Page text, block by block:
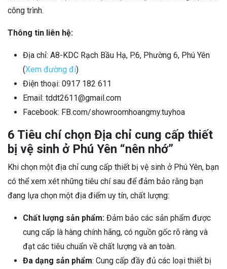
công trình.
Thông tin liên hệ:
Địa chỉ: A8-KDC Rạch Bầu Hạ, P.6, Phường 6, Phú Yên
(Xem đường đi)
Điện thoại: 0917 182 611
Email: tddt2611@gmail.com
Facebook: FB.com/showroomhoangmy.tuyhoa
6 Tiêu chí chọn Địa chỉ cung cấp thiết
bị vệ sinh ở Phú Yên “nên nhớ”
Khi chọn một địa chỉ cung cấp thiết bị vệ sinh ở Phú Yên, bạn
có thể xem xét những tiêu chí sau để đảm bảo rằng bạn
đang lựa chọn một địa điểm uy tín, chất lượng:
Chất lượng sản phẩm: Đảm bảo các sản phẩm được
cung cấp là hàng chính hãng, có nguồn gốc rõ ràng và
đạt các tiêu chuẩn về chất lượng và an toàn.
Đa dạng sản phẩm: Cung cấp đầy đủ các loại thiết bị